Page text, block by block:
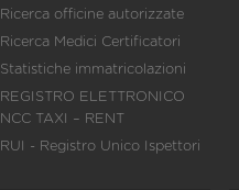
Ricerca officine autorizzate
Ricerca Medici Certificatori
Statistiche immatricolazioni
REGISTRO ELETTRONICO
NCC TAXI – RENT
RUI - Registro Unico Ispettori